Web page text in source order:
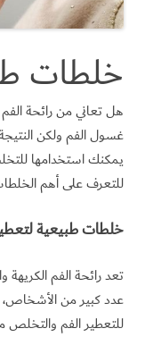
خلطات
هل تعاني من رائحة
غسول الفم ولكن
يمكنك استخدامها
للتعرف على أهم
خلطات طبيعية
تعد رائحة الفم
عدد كبير من
للتعطير الفم والتخلص